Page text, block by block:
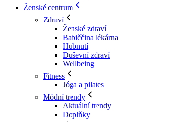
Ženské centrum
Zdraví
Ženské zdraví
Babiččina lékárna
Hubnutí
Duševní zdraví
Wellbeing
Fitness
Jóga a pilates
Módní trendy
Aktuální trendy
Doplňky